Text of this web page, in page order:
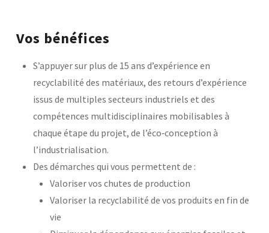
Vos bénéfices
S’appuyer sur plus de 15 ans d’expérience en
recyclabilité des matériaux, des retours d’expérience
issus de multiples secteurs industriels et des
compétences multidisciplinaires mobilisables à
chaque étape du projet, de l’éco‑conception à
l’industrialisation.
Des démarches qui vous permettent de :
Valoriser vos chutes de production
Valoriser la recyclabilité de vos produits en fin de
vie